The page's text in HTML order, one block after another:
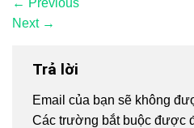
← Previous
Next →
Trả lời
Email của bạn sẽ không
Các trường bắt buộc được